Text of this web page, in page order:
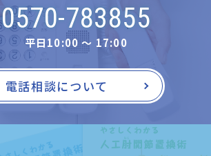
0570-783855
平日10:00 〜 17:00
電話相談について